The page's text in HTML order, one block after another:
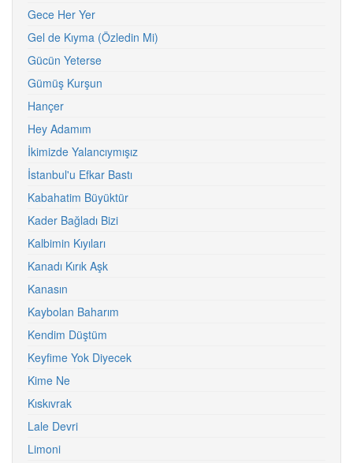
Gece Her Yer
Gel de Kıyma (Özledin Mi)
Gücün Yeterse
Gümüş Kurşun
Hançer
Hey Adamım
İkimizde Yalancıymışız
İstanbul'u Efkar Bastı
Kabahatim Büyüktür
Kader Bağladı Bizi
Kalbimin Kıyıları
Kanadı Kırık Aşk
Kanasın
Kaybolan Baharım
Kendim Düştüm
Keyfime Yok Diyecek
Kime Ne
Kıskıvrak
Lale Devri
Limoni